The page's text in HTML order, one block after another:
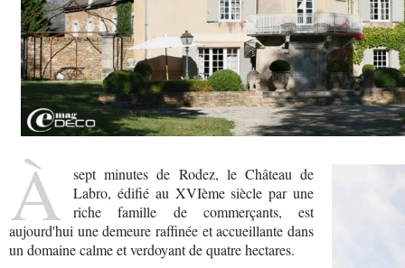
À
sept minutes de Rodez, le Château de
Labro, édifié au XVIème siècle par une
riche famille de commerçants, est
aujourd'hui une demeure raffinée et accueillante dans
un domaine calme et verdoyant de quatre hectares.